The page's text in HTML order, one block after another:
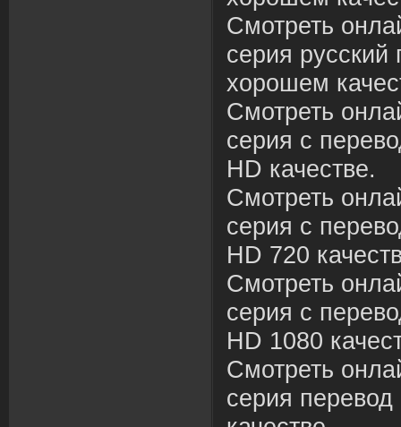
Смотреть
серия русский
хорошем
Смотреть
серия с
HD качестве.
Смотреть
серия с
HD 720
Смотреть
серия с
HD 1080
Смотреть
серия